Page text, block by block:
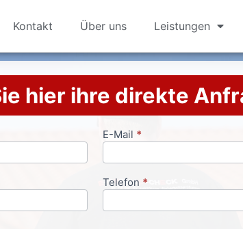
Kontakt Über uns Leistungen
hier ihre direkte
E-Mail *
Telefon *